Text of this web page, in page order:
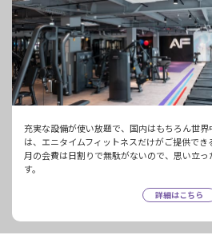
充実な設備が使い放題で、国内はもちろん世
は、エニタイムフィットネスだけがご提供で
月の会費は日割りで無駄がないので、思い立
す。
詳細はこちら